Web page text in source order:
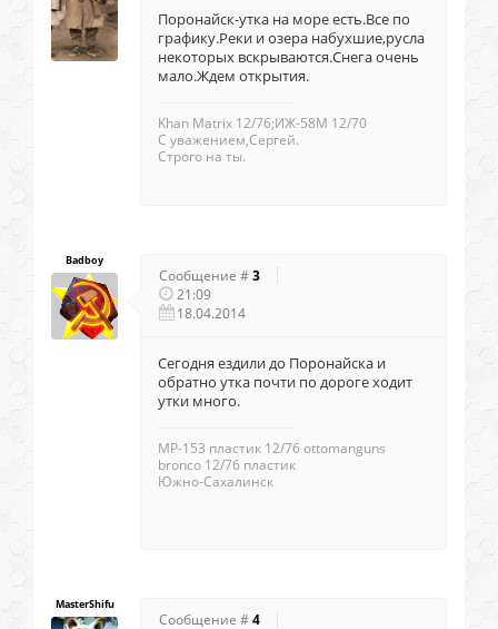
Поронайск-утка на море есть.Все по
графику.Реки и озера набухшие,русла
некоторых вскрываются.Снега очень
мало.Ждем открытия.
Khan Matrix 12/76;ИЖ-58М 12/70
С уважением,Сергей.
Строго на ты.
Badboy
Сообщение #3
21:09
18.04.2014
Сегодня ездили до Поронайска и
обратно утка почти по дороге ходит
утки много.
МР-153 пластик 12/76 ottomanguns
bronco 12/76 пластик
Южно-Сахалинск
MasterShifu
Сообщение #4